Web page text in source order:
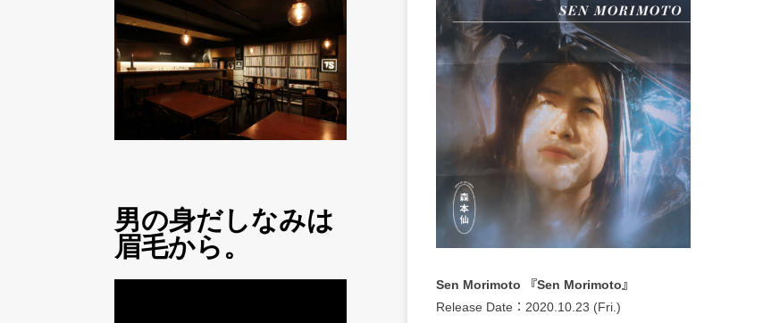
男の身だしなみは
眉毛から。
Sen Morimoto 『Sen Morimoto』
Release Date：2020.10.23 (Fri.)